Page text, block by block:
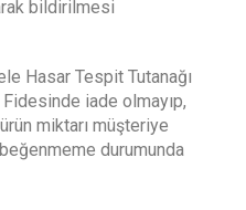
bildirilmesi
Hasar Tespit Tutanağı
Fidesinde iade olmayıp,
miktarı müşteriye
durumunda